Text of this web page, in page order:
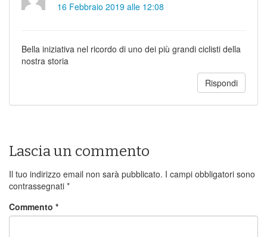
16 Febbraio 2019 alle 12:08
Bella iniziativa nel ricordo di uno dei più grandi ciclisti della
nostra storia
Rispondi
Lascia un commento
Il tuo indirizzo email non sarà pubblicato. I campi obbligatori sono
contrassegnati *
Commento *